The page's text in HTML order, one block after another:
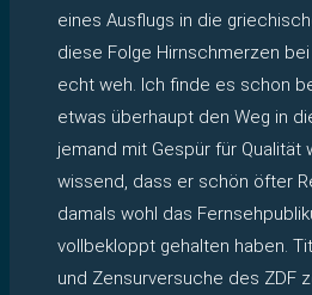
eines Ausflugs in die
diese Folge Hirnschmerzen
echt weh. Ich finde es schon
etwas überhaupt den Weg in
jemand mit Gespür für Qualität
wissend, dass er schön öfter
damals wohl das
vollbekloppt gehalten haben.
und Zensurversuche des ZDF